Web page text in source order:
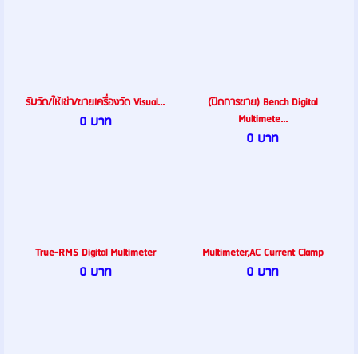
รับวัด/ให้เช่า/ขายเครื่องวัด Visual...
0 บาท
(ปิดการขาย) Bench Digital
Multimete...
0 บาท
True-RMS Digital Multimeter
0 บาท
Multimeter,AC Current Clamp
0 บาท